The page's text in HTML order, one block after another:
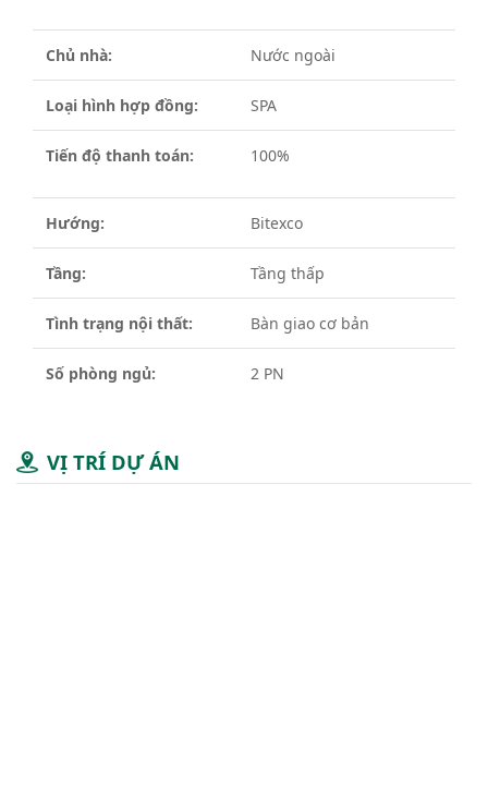
Chủ nhà: Nước ngoài
Loại hình hợp đồng: SPA
Tiến độ thanh toán: 100%
Hướng: Bitexco
Tầng: Tầng thấp
Tình trạng nội thất: Bàn giao cơ bản
Số phòng ngủ: 2 PN
VỊ TRÍ DỰ ÁN